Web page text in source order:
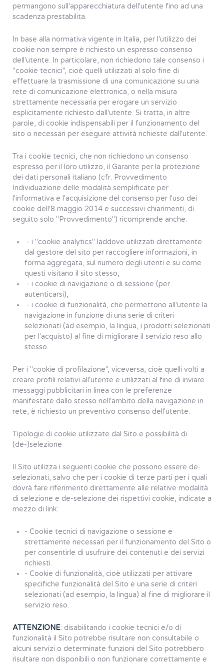
permangono sull'apparecchiatura dell'utente fino ad una
scadenza prestabilita.
In base alla normativa vigente in Italia, per l'utilizzo dei
cookie non sempre è richiesto un espresso consenso
dell'utente. In particolare, non richiedono tale consenso i
"cookie tecnici", cioè quelli utilizzati al solo fine di
effettuare la trasmissione di una comunicazione su una
rete di comunicazione elettronica, o nella misura
strettamente necessaria per erogare un servizio
esplicitamente richiesto dall'utente. Si tratta, in altre
parole, di cookie indispensabili per il funzionamento del
sito o necessari per eseguire attività richieste dall'utente.
Tra i cookie tecnici, che non richiedono un consenso
espresso per il loro utilizzo, il Garante per la protezione
dei dati personali italiano (cfr. Provvedimento
Individuazione delle modalità semplificate per
l'informativa e l'acquisizione del consenso per l'uso dei
cookie dell'8 maggio 2014 e successivi chiarimenti, di
seguito solo "Provvedimento") ricomprende anche:
- i "cookie analytics" laddove utilizzati direttamente
dal gestore del sito per raccogliere informazioni, in
forma aggregata, sul numero degli utenti e su come
questi visitano il sito stesso,
- i cookie di navigazione o di sessione (per
autenticarsi),
- i cookie di funzionalità, che permettono all'utente la
navigazione in funzione di una serie di criteri
selezionati (ad esempio, la lingua, i prodotti selezionati
per l'acquisto) al fine di migliorare il servizio reso allo
stesso.
Per i "cookie di profilazione", viceversa, cioè quelli volti a
creare profili relativi all'utente e utilizzati al fine di inviare
messaggi pubblicitari in linea con le preferenze
manifestate dallo stesso nell'ambito della navigazione in
rete, è richiesto un preventivo consenso dell'utente.
Tipologie di cookie utilizzate dal Sito e possibilità di
(de-)selezione
Il Sito utilizza i seguenti cookie che possono essere de-
selezionati, salvo che per i cookie di terze parti per i quali
dovrà fare riferimento direttamente alle relative modalità
di selezione e de-selezione dei rispettivi cookie, indicate a
mezzo di link:
- Cookie tecnici di navigazione o sessione e
strettamente necessari per il funzionamento del Sito o
per consentirle di usufruire dei contenuti e dei servizi
richiesti.
- Cookie di funzionalità, cioè utilizzati per attivare
specifiche funzionalità del Sito e una serie di criteri
selezionati (ad esempio, la lingua) al fine di migliorare il
servizio reso.
ATTENZIONE: disabilitando i cookie tecnici e/o di
funzionalità il Sito potrebbe risultare non consultabile o
alcuni servizi o determinate funzioni del Sito potrebbero
risultare non disponibili o non funzionare correttamente e